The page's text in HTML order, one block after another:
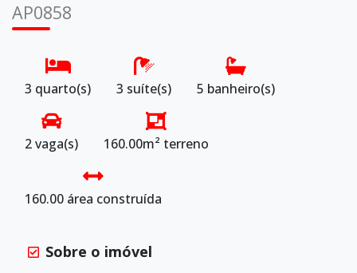
AP0858
3 quarto(s) 3 suíte(s) 5 banheiro(s)
2 vaga(s) 160.00m² terreno
160.00 área construída
Sobre o imóvel